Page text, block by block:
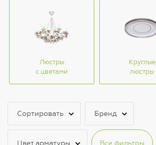
Люстры
с цветами
Круглые
люстры
Сортировать Бренд
Цвет арматуры Все фильтры